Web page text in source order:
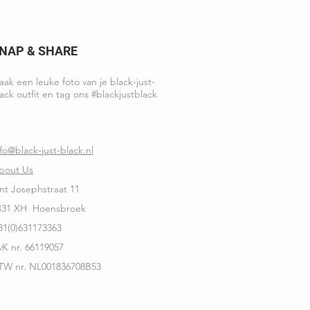
& SHARE
een leuke foto van je black-just-
outfit en tag ons #blackjustblack
just-black.nl
Us
Josephstraat 11
XH Hoensbroek
nr. 66119057
nr. NL001836708B53